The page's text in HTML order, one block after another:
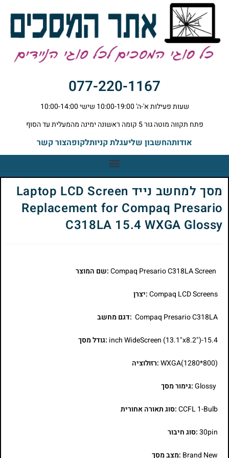
077-220-1167
שעות פעילות א'-ה' 10:00-19:00 שישי 10:00-14:00
פתח תקווה מוטה גור 5 קומה ראשונה ימינה מהמעלית עד הסוף
אודותהחשבון שליעגלת קניותלקופהצור קשר
מסך למחשב נייד Laptop LCD Screen
Replacement for Compaq Presario
C318LA 15.4 WXGA Glossy
:שם המוצר
Compaq LCD Screens:יצרן
Compaq Presario C318LA :דגם מחשב
15.4-inch WideScreen (13.1"x8.2") :גודל מסך
WXGA(1280*800):רזולוציה
Glossy:גימור מסך
CCFL 1-Bulb:סוג תאורה אחורית
30pin:סוג חיבור
Brand New :מצב מסך